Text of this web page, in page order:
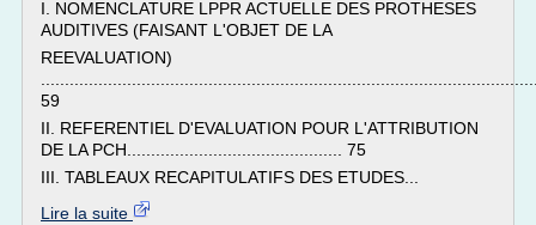
I. NOMENCLATURE LPPR ACTUELLE DES PROTHESES
AUDITIVES (FAISANT L'OBJET DE LA
REEVALUATION)
59
II. REFERENTIEL D'EVALUATION POUR L'ATTRIBUTION
DE LA PCH............................................. 75
III. TABLEAUX RECAPITULATIFS DES ETUDES...
Lire la suite